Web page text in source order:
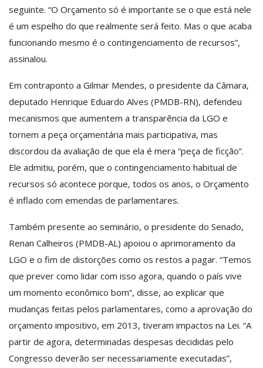
seguinte. “O Orçamento só é importante se o que está nele
é um espelho do que realmente será feito. Mas o que acaba
funcionando mesmo é o contingenciamento de recursos”,
assinalou.
Em contraponto a Gilmar Mendes, o presidente da Câmara,
deputado Henrique Eduardo Alves (PMDB-RN), defendeu
mecanismos que aumentem a transparência da LGO e
tornem a peça orçamentária mais participativa, mas
discordou da avaliação de que ela é mera “peça de ficção”.
Ele admitiu, porém, que o contingenciamento habitual de
recursos só acontece porque, todos os anos, o Orçamento
é inflado com emendas de parlamentares.
Também presente ao seminário, o presidente do Senado,
Renan Calheiros (PMDB-AL) apoiou o aprimoramento da
LGO e o fim de distorções como os restos a pagar. “Temos
que prever como lidar com isso agora, quando o país vive
um momento econômico bom”, disse, ao explicar que
mudanças feitas pelos parlamentares, como a aprovação do
orçamento impositivo, em 2013, tiveram impactos na Lei. “A
partir de agora, determinadas despesas decididas pelo
Congresso deverão ser necessariamente executadas”,